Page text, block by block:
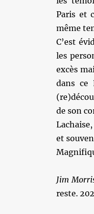
Paris et
même
C’est
les
excès
dans ce
de son
et
Jim
reste.